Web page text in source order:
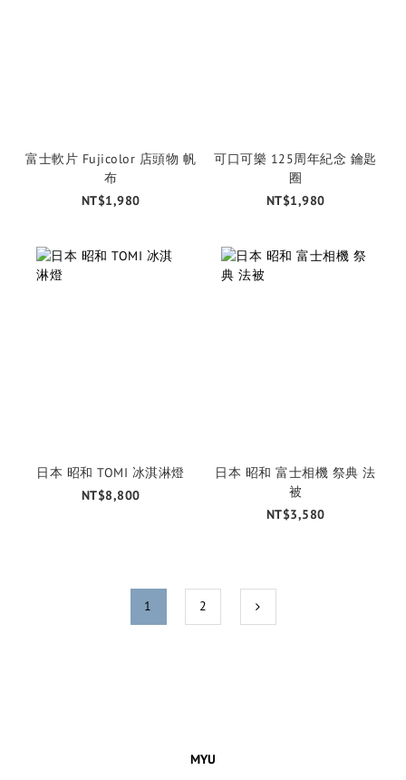
富士軟片 Fujicolor 店頭物 帆
布
NT$1,980
可口可樂 125周年紀念 鑰匙
圈
NT$1,980
日本 昭和 TOMI 冰淇淋燈
NT$8,800
日本 昭和 富士相機 祭典 法
被
NT$3,580
1 2
MYU